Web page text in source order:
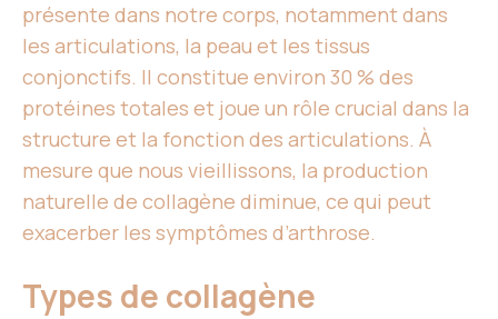
présente dans notre corps, notamment dans
les articulations, la peau et les tissus
conjonctifs. Il constitue environ 30 % des
protéines totales et joue un rôle crucial dans la
structure et la fonction des articulations. À
mesure que nous vieillissons, la production
naturelle de collagène diminue, ce qui peut
exacerber les symptômes d’arthrose.
Types de collagène